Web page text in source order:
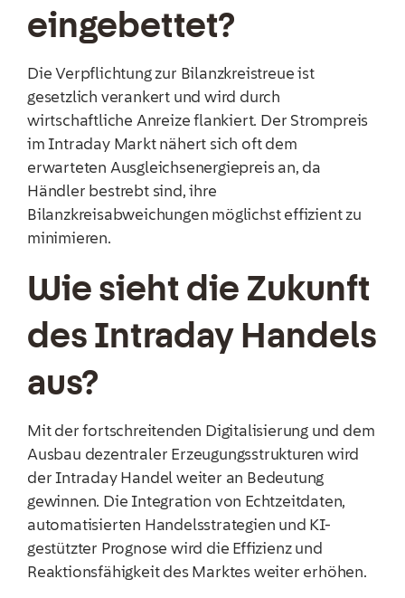
eingebettet?
Die Verpflichtung zur Bilanzkreistreue ist
gesetzlich verankert und wird durch
wirtschaftliche Anreize flankiert. Der Strompreis
im Intraday Markt nähert sich oft dem
erwarteten Ausgleichsenergiepreis an, da
Händler bestrebt sind, ihre
Bilanzkreisabweichungen möglichst effizient zu
minimieren.
Wie sieht die Zukunft
des Intraday Handels
aus?
Mit der fortschreitenden Digitalisierung und dem
Ausbau dezentraler Erzeugungsstrukturen wird
der Intraday Handel weiter an Bedeutung
gewinnen. Die Integration von Echtzeitdaten,
automatisierten Handelsstrategien und KI-
gestützter Prognose wird die Effizienz und
Reaktionsfähigkeit des Marktes weiter erhöhen.